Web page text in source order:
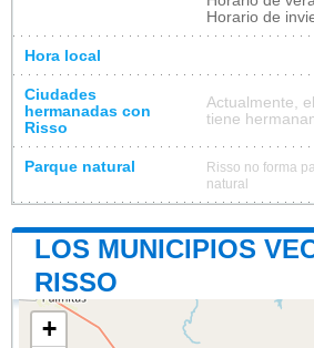
Horario de
Hora local
Ciudades
hermanadas con
Risso
Actualmente,
tiene
Parque natural
Risso no forma
natural
LOS MUNICIPIOS
RISSO
+